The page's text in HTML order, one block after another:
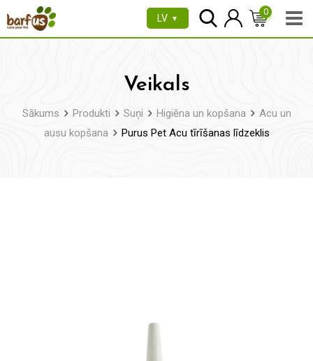
uz
LV ▼
0
Veikals
Sākums Produkti Suņi Higiēna un kopšana
Acu un
ausu kopšana
Purus Pet Acu tīrīšanas līdzeklis